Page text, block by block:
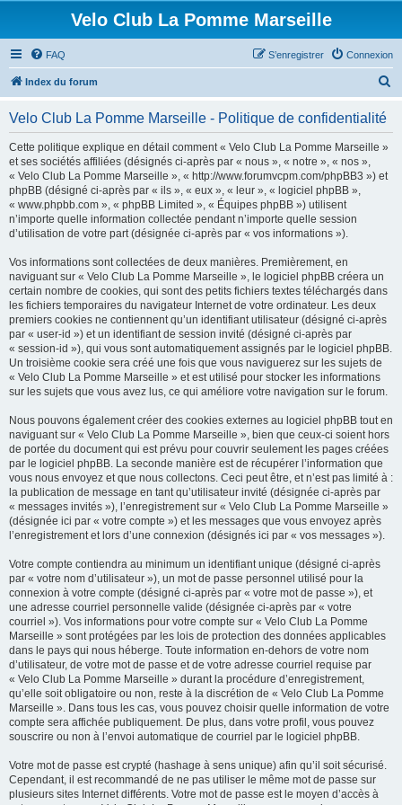
Velo Club La Pomme Marseille
FAQ Connexion
S’enregistrer
Index du forum
Velo Club La Pomme Marseille - Politique de confidentialité
Cette politique explique en détail comment « Velo Club La Pomme Marseille »
et ses sociétés affiliées (désignés ci-après par « nous », « notre », « nos »,
« Velo Club La Pomme Marseille », « http://www.forumvcpm.com/phpBB3 ») et
phpBB (désigné ci-après par « ils », « eux », « leur », « logiciel phpBB »,
« www.phpbb.com », « phpBB Limited », « Équipes phpBB ») utilisent
n’importe quelle information collectée pendant n’importe quelle session
d’utilisation de votre part (désignée ci-après par « vos informations »).
Vos informations sont collectées de deux manières. Premièrement, en
naviguant sur « Velo Club La Pomme Marseille », le logiciel phpBB créera un
certain nombre de cookies, qui sont des petits fichiers textes téléchargés dans
les fichiers temporaires du navigateur Internet de votre ordinateur. Les deux
premiers cookies ne contiennent qu’un identifiant utilisateur (désigné ci-après
par « user-id ») et un identifiant de session invité (désigné ci-après par
« session-id »), qui vous sont automatiquement assignés par le logiciel phpBB.
Un troisième cookie sera créé une fois que vous naviguerez sur les sujets de
« Velo Club La Pomme Marseille » et est utilisé pour stocker les informations
sur les sujets que vous avez lus, ce qui améliore votre navigation sur le forum.
Nous pouvons également créer des cookies externes au logiciel phpBB tout en
naviguant sur « Velo Club La Pomme Marseille », bien que ceux-ci soient hors
de portée du document qui est prévu pour couvrir seulement les pages créées
par le logiciel phpBB. La seconde manière est de récupérer l’information que
vous nous envoyez et que nous collectons. Ceci peut être, et n’est pas limité à :
la publication de message en tant qu’utilisateur invité (désignée ci-après par
« messages invités »), l’enregistrement sur « Velo Club La Pomme Marseille »
(désignée ici par « votre compte ») et les messages que vous envoyez après
l’enregistrement et lors d’une connexion (désignés ici par « vos messages »).
Votre compte contiendra au minimum un identifiant unique (désigné ci-après
par « votre nom d’utilisateur »), un mot de passe personnel utilisé pour la
connexion à votre compte (désigné ci-après par « votre mot de passe »), et
une adresse courriel personnelle valide (désignée ci-après par « votre
courriel »). Vos informations pour votre compte sur « Velo Club La Pomme
Marseille » sont protégées par les lois de protection des données applicables
dans le pays qui nous héberge. Toute information en-dehors de votre nom
d’utilisateur, de votre mot de passe et de votre adresse courriel requise par
« Velo Club La Pomme Marseille » durant la procédure d’enregistrement,
qu’elle soit obligatoire ou non, reste à la discrétion de « Velo Club La Pomme
Marseille ». Dans tous les cas, vous pouvez choisir quelle information de votre
compte sera affichée publiquement. De plus, dans votre profil, vous pouvez
souscrire ou non à l’envoi automatique de courriel par le logiciel phpBB.
Votre mot de passe est crypté (hashage à sens unique) afin qu’il soit sécurisé.
Cependant, il est recommandé de ne pas utiliser le même mot de passe sur
plusieurs sites Internet différents. Votre mot de passe est le moyen d’accès à